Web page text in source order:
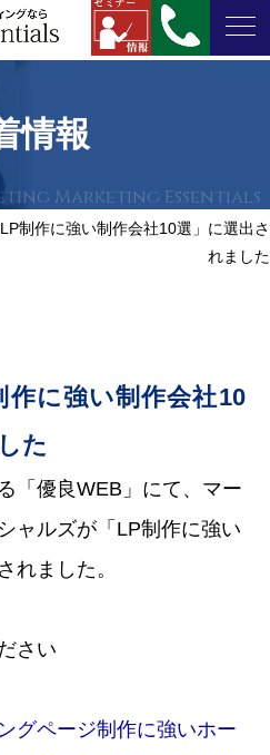
情報
LP制作に強い制作会社10選」に選出さ
れました
作に強い制作会社10
た
「優良WEB」にて、マー
ャルズが「LP制作に強い
れました。
さい
グページ制作に強いホー